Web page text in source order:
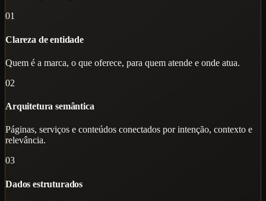
01
Clareza de entidade
Quem é a marca, o que oferece, para quem atende e onde atua.
02
Arquitetura semântica
Páginas, serviços e conteúdos conectados por intenção, contexto e
relevância.
03
Dados estruturados